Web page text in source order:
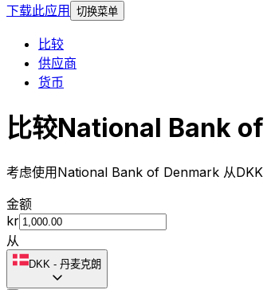
下载此应用 切换菜单
比较
供应商
货币
比较National Bank
考虑使用National Bank of Denmark 从DKK
金额
kr
从
DKK - 丹麦克朗